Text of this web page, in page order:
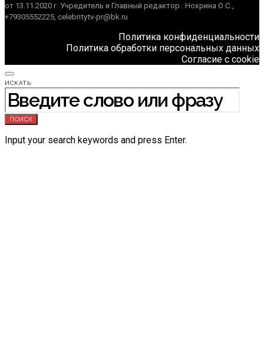
от 13.11.2020 г. Учредитель и Главный редактор : Нохрина О.С.,
+79305552225, celebritytv-pr@bk.ru
Политика конфиденциальности
Политика обработки персональных данных
Согласие с cookie
ИСКАТЬ:
ПОИСК
Input your search keywords and press Enter.